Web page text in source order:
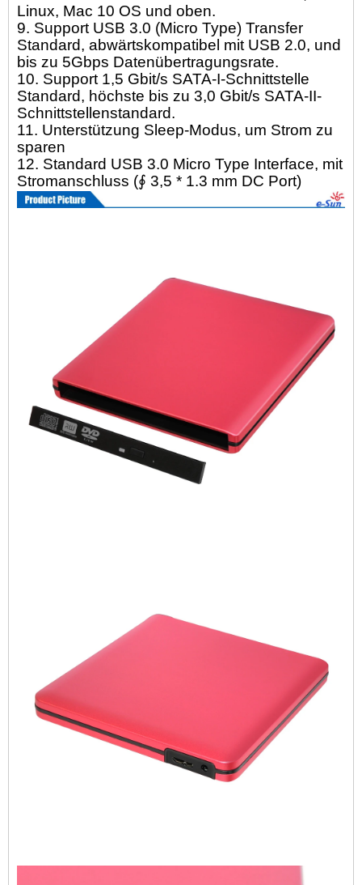
Linux, Mac 10 OS und oben.
9. Support USB 3.0 (Micro Type) Transfer
Standard, abwärtskompatibel mit USB 2.0, und
bis zu 5Gbps Datenübertragungsrate.
10. Support 1,5 Gbit/s SATA-I-Schnittstelle
Standard, höchste bis zu 3,0 Gbit/s SATA-II-
Schnittstellenstandard.
11. Unterstützung Sleep-Modus, um Strom zu
sparen
12. Standard USB 3.0 Micro Type Interface, mit
Stromanschluss (∮ 3,5 * 1.3 mm DC Port)